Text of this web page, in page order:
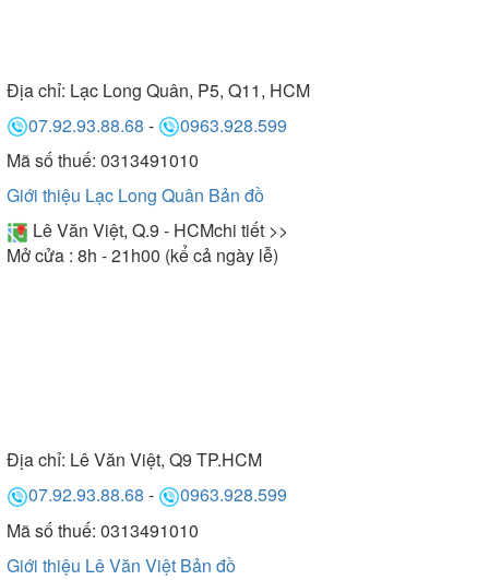
Địa chỉ: Lạc Long Quân, P5, Q11, HCM
07.92.93.88.68 -
0963.928.599
Mã số thuế: 0313491010
Giới thiệu Lạc Long Quân Bản đồ
Lê Văn Việt, Q.9 - HCMchi tiết >>
Mở cửa : 8h - 21h00 (kể cả ngày lễ)
Địa chỉ: Lê Văn Việt, Q9 TP.HCM
07.92.93.88.68 -
0963.928.599
Mã số thuế: 0313491010
Giới thiệu Lê Văn Việt Bản đồ